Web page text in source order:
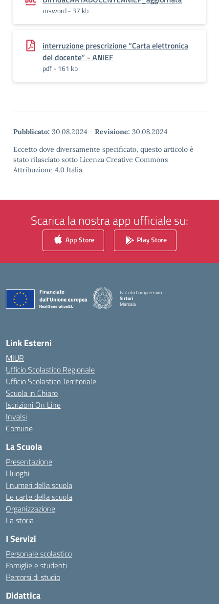
msword - 37 kb
interruzione prescrizione “Carta elettronica
del docente” - ANIEF
pdf - 161 kb
Pubblicato: 30.08.2024 - Revisione: 30.08.2024
Eccetto dove diversamente specificato, questo articolo è
stato rilasciato sotto Licenza Creative Commons
Attribuzione 4.0 Italia.
Scarica la nostra app ufficiale su:
App Store Play Store
Istituto Comprensivo
Sirtori
Marsala
Link Esterni
MIUR
Ufficio Scolastico Regionale
Ufficio Scolastico Territoriale
Scuola in Chiaro
Iscrizioni On Line
Invalsi
Comune
La Scuola
Presentazione
I luoghi
I numeri della scuola
Le carte della scuola
Organizzazione
La storia
I Servizi
Personale scolastico
Famiglie e studenti
Percorsi di studio
Didattica